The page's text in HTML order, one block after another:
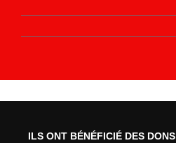
ILS ONT BÉNÉFICIÉ DES DONS